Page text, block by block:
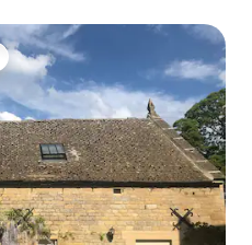
plus appréciés